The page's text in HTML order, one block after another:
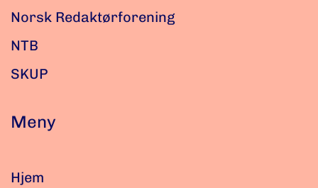
Norsk Redaktørforening
NTB
SKUP
Meny
Hjem